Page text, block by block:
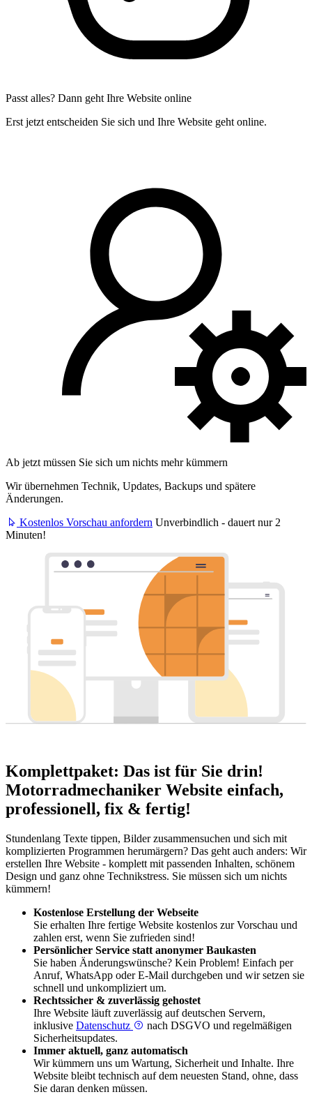
Passt alles? Dann geht Ihre Website online
Erst jetzt entscheiden Sie sich und Ihre Website geht online.
Ab jetzt müssen Sie sich um nichts mehr kümmern
Wir übernehmen Technik, Updates, Backups und spätere
Änderungen.
Kostenlos Vorschau anfordern Unverbindlich - dauert nur 2
Minuten!
Komplettpaket: Das ist für Sie drin!
Motorrad­mechaniker Website einfach,
professionell, fix & fertig!
Stundenlang Texte tippen, Bilder zusammensuchen und sich mit
komplizierten Programmen herumärgern? Das geht auch anders: Wir
erstellen Ihre Website - komplett mit passenden Inhalten, schönem
Design und ganz ohne Technikstress. Sie müssen sich um nichts
kümmern!
Kostenlose Erstellung der Webseite
Sie erhalten Ihre fertige Website kostenlos zur Vorschau und
zahlen erst, wenn Sie zufrieden sind!
Persönlicher Service statt anonymer Baukasten
Sie haben Änderungswünsche? Kein Problem! Einfach per
Anruf, WhatsApp oder E-Mail durchgeben und wir setzen sie
schnell und unkompliziert um.
Rechtssicher & zuverlässig gehostet
Ihre Website läuft zuverlässig auf deutschen Servern,
inklusive Datenschutz
nach DSGVO und regelmäßigen
Sicherheitsupdates.
Immer aktuell, ganz automatisch
Wir kümmern uns um Wartung, Sicherheit und Inhalte. Ihre
Website bleibt technisch auf dem neuesten Stand, ohne, dass
Sie daran denken müssen.